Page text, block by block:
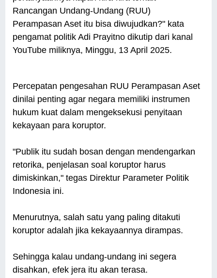
Rancangan Undang-Undang (RUU)
Perampasan Aset itu bisa diwujudkan?" kata
pengamat politik Adi Prayitno dikutip dari kanal
YouTube miliknya, Minggu, 13 April 2025.
Percepatan pengesahan RUU Perampasan Aset
dinilai penting agar negara memiliki instrumen
hukum kuat dalam mengeksekusi penyitaan
kekayaan para koruptor.
"Publik itu sudah bosan dengan mendengarkan
retorika, penjelasan soal koruptor harus
dimiskinkan," tegas Direktur Parameter Politik
Indonesia ini.
Menurutnya, salah satu yang paling ditakuti
koruptor adalah jika kekayaannya dirampas.
Sehingga kalau undang-undang ini segera
disahkan, efek jera itu akan terasa.